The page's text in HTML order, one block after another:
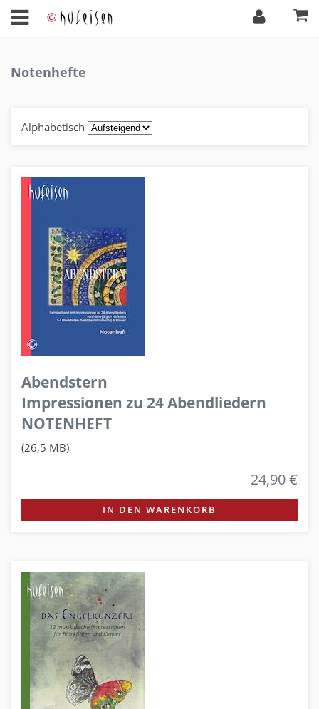
Notenhefte
Alphabetisch
Abendstern
Impressionen zu 24 Abendliedern
NOTENHEFT
(26,5 MB)
24,90 €
IN DEN WARENKORB